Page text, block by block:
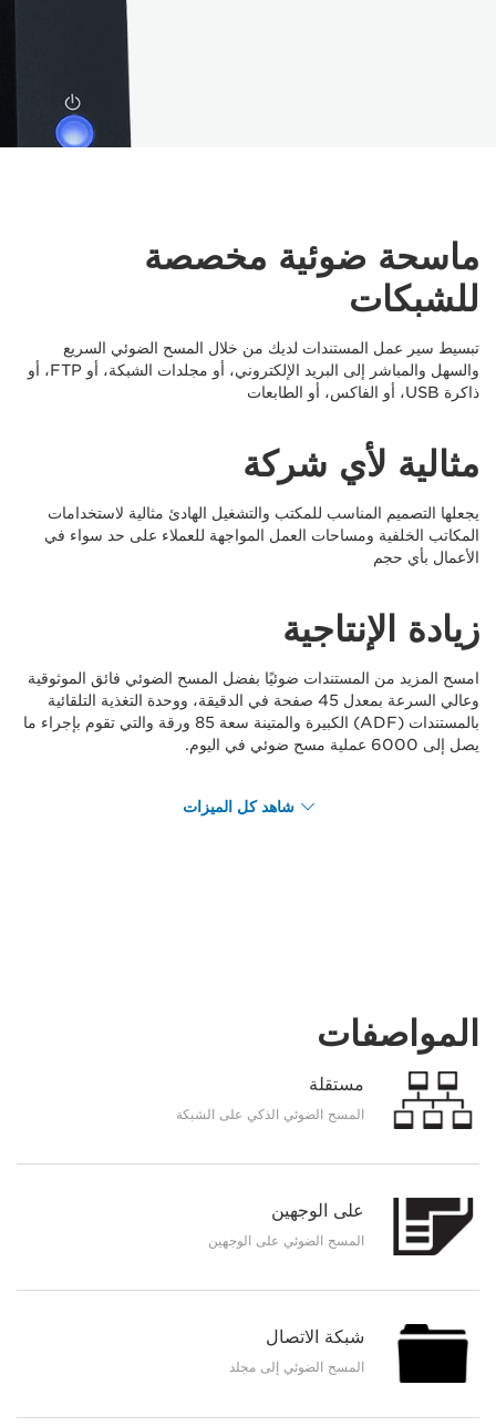
ماسحة ضوئية مخصصة
للشبكات
تبسيط سير عمل المستندات لديك من خلال المسح الضوئي السريع
والسهل والمباشر إلى البريد الإلكتروني، أو مجلدات الشبكة، أو FTP، أو
ذاكرة USB، أو الفاكس، أو الطابعات
مثالية لأي شركة
يجعلها التصميم المناسب للمكتب والتشغيل الهادئ مثالية لاستخدامات
المكاتب الخلفية ومساحات العمل المواجهة للعملاء على حد سواء في
الأعمال بأي حجم
زيادة الإنتاجية
امسح المزيد من المستندات ضوئيًا بفضل المسح الضوئي فائق الموثوقية
وعالي السرعة بمعدل 45 صفحة في الدقيقة، ووحدة التغذية التلقائية
بالمستندات (ADF) الكبيرة والمتينة سعة 85 ورقة والتي تقوم بإجراء ما
يصل إلى 6000 عملية مسح ضوئي في اليوم.
شاهد كل الميزات
المواصفات
مستقلة
المسح الضوئي الذكي على الشبكة
على الوجهين
المسح الضوئي على الوجهين
شبكة الاتصال
المسح الضوئي إلى مجلد